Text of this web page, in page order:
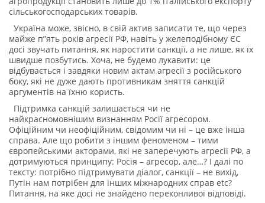
сільськогосподарських товарів.
Україна може, звісно, в свій актив записати те, що через
майже п”ять років агресії РФ, навіть у желеподібному ЄС
досі звучать питання, як наростити санкції, а не лише, як їх
швидше позбутись. Хоча, не будемо лукавити: це
відбувається і завдяки новим актам агресії з російського
боку, які не дуже дають противникам зняття санкцій
аргументів на їхню користь.
Підтримка санкцій залишається чи не
найкрасномовнішим визнанням Росії агресором.
Офіційним чи неофіційним, свідомим чи ні – це вже інша
справа. Але що робити з іншим феноменом – тими
європейськими акторами, які не заперечують агресії РФ, а
дотримуються принципу: Росія – агресор, але…? І далі по
тексту: потрібно підтримувати діалог, санкції – не вихід,
Путін нам потрібен для інших міжнародних справ etc?
Питання, на яке досі не знайдено переконливої відповіді.